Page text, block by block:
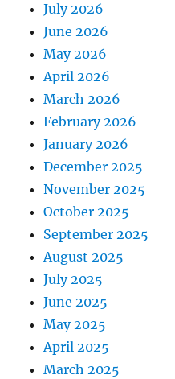
July 2026
June 2026
May 2026
April 2026
March 2026
February 2026
January 2026
December 2025
November 2025
October 2025
September 2025
August 2025
July 2025
June 2025
May 2025
April 2025
March 2025